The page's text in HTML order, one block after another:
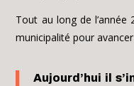
Tout au long de l’année
municipalité pour
Aujourd’hui il